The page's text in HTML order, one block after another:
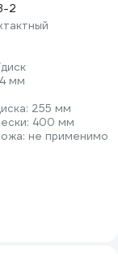
2
мм
255 мм
400 мм
не применимо